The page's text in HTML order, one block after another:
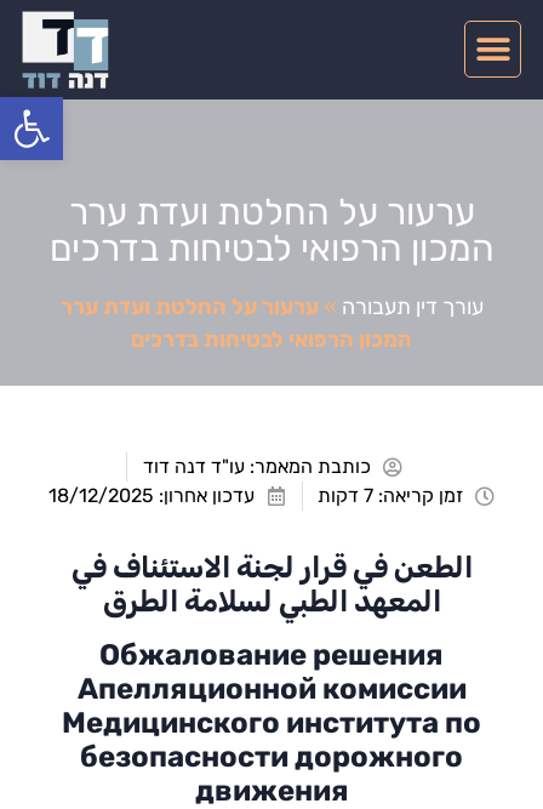
ערעור על החלטת ועדת ערר
המכון הרפואי לבטיחות בדרכים
עורך דין תעבורה »ערעור על החלטת ועדת ערר
המכון הרפואי לבטיחות בדרכים
כותבת המאמר:עו"ד דנה דוד
זמן קריאה: 7 דקות
עדכון אחרון: 18/12/2025
الطعن في قرار لجنة الاستئناف في
المعهد الطبي لسلامة الطرق
Обжалование решения
Апелляционной комиссии
Медицинского института по
безопасности дорожного
движения
פתח